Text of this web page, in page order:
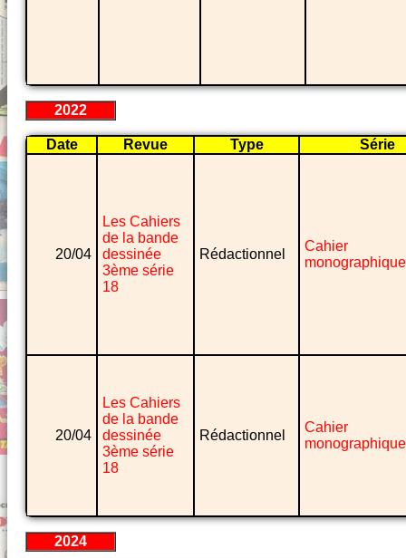
2022
Date Revue Type Série
20/04
Les Cahiers
de la bande
dessinée
3ème série
18
Rédactionnel
Cahier
monographique
20/04
Les Cahiers
de la bande
dessinée
3ème série
18
Rédactionnel
Cahier
monographique
2024